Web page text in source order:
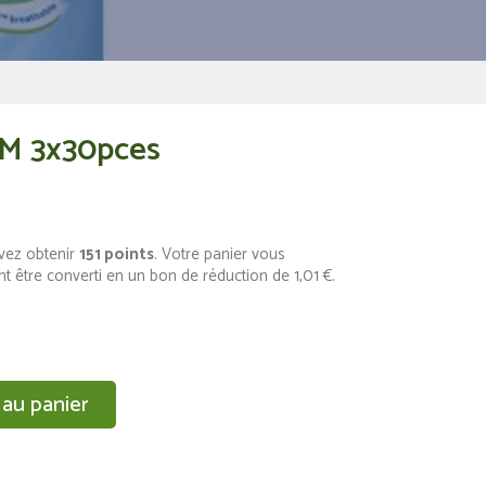
3x30pces
obtenir151 points. Votre panier vous
être converti en un bon de réduction de1,01 €.
panier